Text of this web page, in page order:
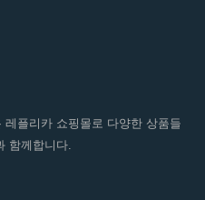
플리카 쇼핑몰로 다양한 상품들
함께합니다.